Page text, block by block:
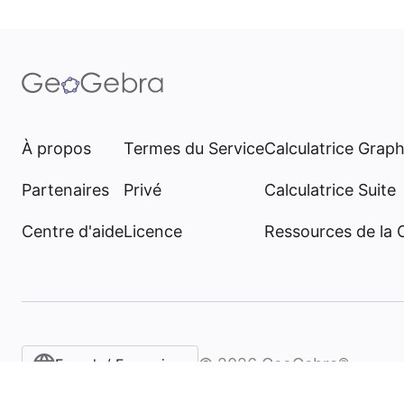
À propos
Partenaires
Centre d'aide
Termes du Service
Privé
Licence
Calculatrice
Calculatrice Suite
Ressources de la
French / Français‎ © 2026 GeoGebra®